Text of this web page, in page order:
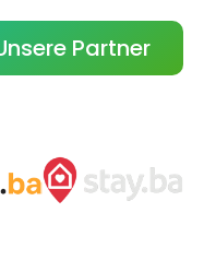
Partner